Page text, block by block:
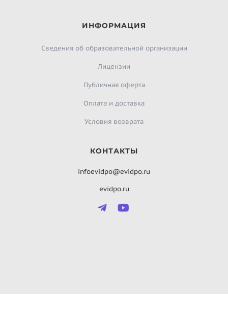
ИНФОРМАЦИЯ
Сведения об образовательной организации
Лицензии
Публичная оферта
Оплата и доставка
Условия возврата
КОНТАКТЫ
infoevidpo@evidpo.ru
evidpo.ru